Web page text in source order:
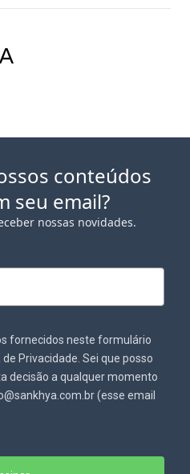
conteúdos
seu email?
nossas novidades.
fornecidos neste formulário
Privacidade. Sei que posso
decisão a qualquer momento
(esse email